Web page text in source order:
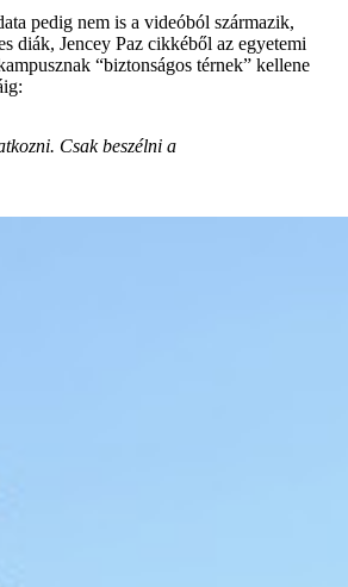
pedig nem is a videóból származik,
diák, Jencey Paz cikkéből az egyetemi
“biztonságos térnek” kellene
Csak beszélni a